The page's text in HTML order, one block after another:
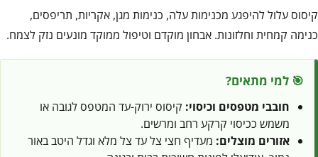
קיסוס עלול להיפגע מכנימות עלה, כנימות מגן, אקריות, תריפסים,
כנימה קמחית וחלזונות. אבחון מוקדם וטיפול ממוקד מונעים נזק לצמח.
🎯 למי מתאים?
חובבי מטפסים וכיסוי: קיסוס ירוק-עד המטפס לגובה או
משמש ככיסוי קרקע רחב ומרשים.
אזורים מוצלים: מעדיף חצי צל עד צל מלא וגדל היטב באור